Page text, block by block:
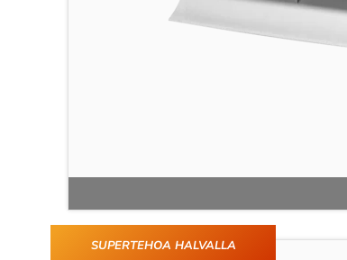
SUPERTEHOA HALVALLA